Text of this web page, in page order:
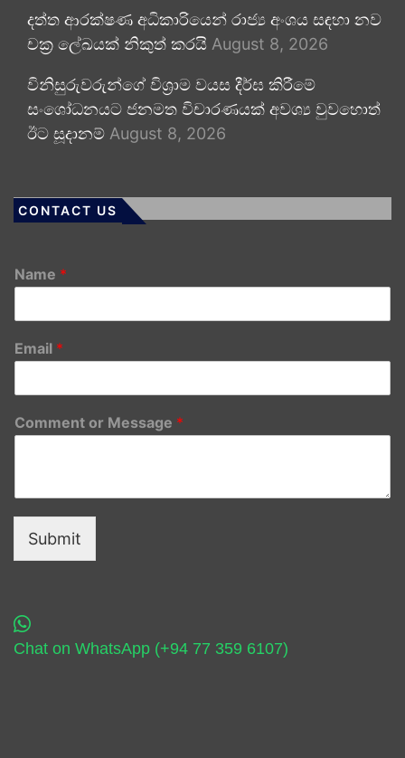
දත්ත ආරක්ෂණ අධිකාරියෙන් රාජ්‍ය අංශය සඳහා නව
චක්‍ර ලේඛයක් නිකුත් කරයි August 8, 2026
විනිසුරුවරුන්ගේ විශ්‍රාම වයස දීර්ඝ කිරීමේ
සංශෝධනයට ජනමත විචාරණයක් අවශ්‍ය වුවහොත්
ඊට සූදානම් August 8, 2026
CONTACT US
Name *
Email *
Comment or Message *
Submit
Chat on WhatsApp (+94 77 359 6107)